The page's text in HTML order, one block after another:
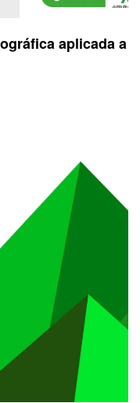
aplicada a